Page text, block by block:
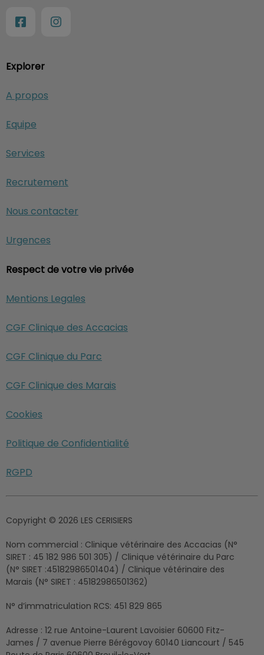
Explorer
A propos
Equipe
Services
Recrutement
Nous contacter
Urgences
Respect de votre vie privée
Mentions Legales
CGF Clinique des Accacias
CGF Clinique du Parc
CGF Clinique des Marais
Cookies
Politique de Confidentialité
RGPD
Copyright © 2026 LES CERISIERS
Nom commercial : Clinique vétérinaire des Accacias (N°
SIRET : 45 182 986 501 305) / Clinique vétérinaire du Parc
(N° SIRET :45182986501404) / Clinique vétérinaire des
Marais (N° SIRET : 45182986501362)
N° d’immatriculation RCS: 451 829 865
Adresse : 12 rue Antoine-Laurent Lavoisier 60600 Fitz-
James / 7 avenue Pierre Bérégovoy 60140 Liancourt / 545